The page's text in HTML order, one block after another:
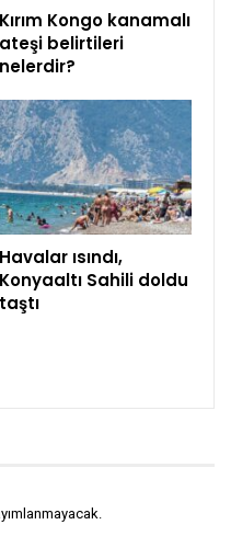
Kırım Kongo kanamalı
ateşi belirtileri
nelerdir?
Havalar ısındı,
Konyaaltı Sahili doldu
taştı